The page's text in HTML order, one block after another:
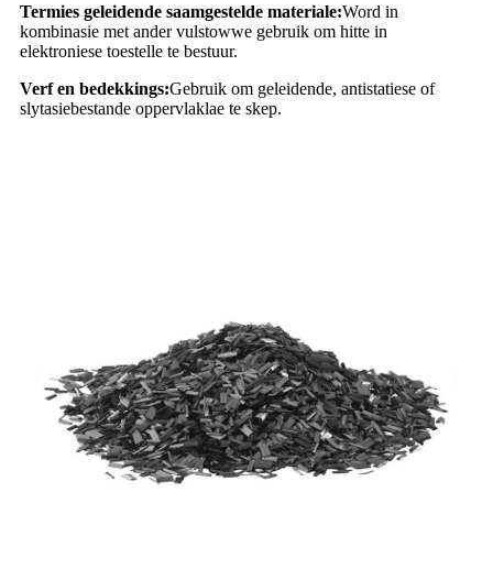
Termies geleidende saamgestelde materiale:Word in
kombinasie met ander vulstowwe gebruik om hitte in
elektroniese toestelle te bestuur.
Verf en bedekkings:Gebruik om geleidende, antistatiese of
slytasiebestande oppervlaklae te skep.